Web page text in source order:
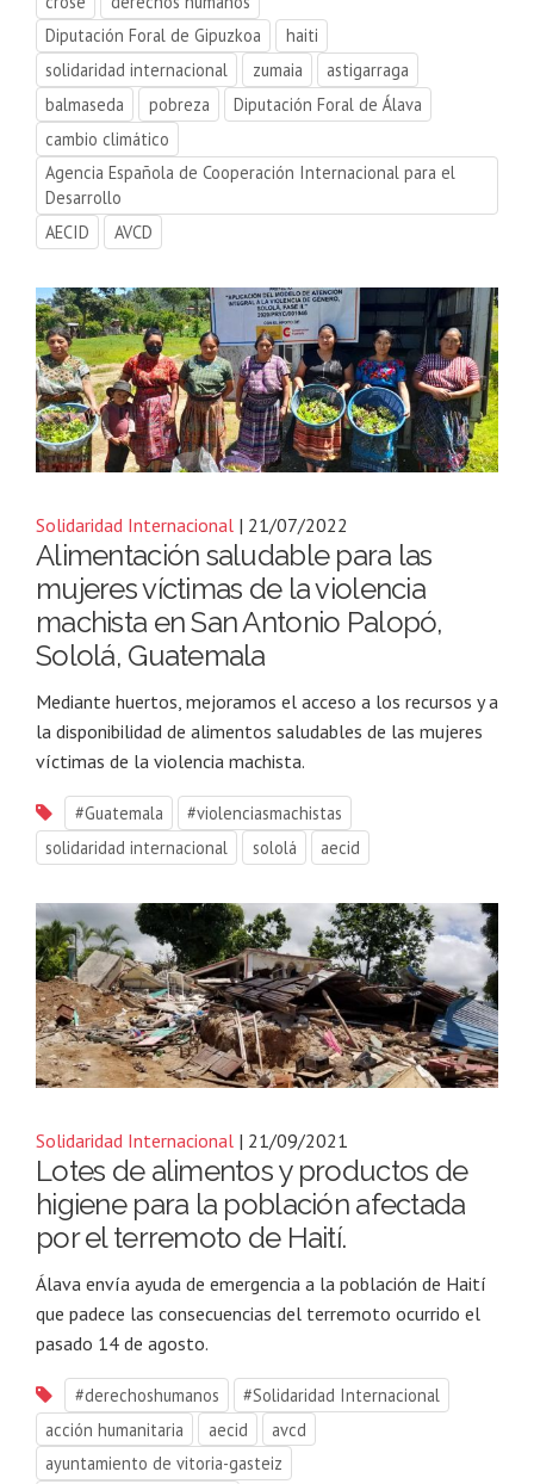
Diputación Foral de Gipuzkoa
haiti
solidaridad internacional
zumaia
astigarraga
balmaseda
pobreza
Diputación Foral de Álava
cambio climático
Agencia Española de Cooperación Internacional para el
Desarrollo
AECID
AVCD
Solidaridad Internacional | 21/07/2022
Alimentación saludable para las
mujeres víctimas de la violencia
machista en San Antonio Palopó,
Sololá, Guatemala
Mediante huertos, mejoramos el acceso a los recursos y a
la disponibilidad de alimentos saludables de las mujeres
víctimas de la violencia machista.
#Guatemala
#violenciasmachistas
solidaridad internacional
sololá aecid
Solidaridad Internacional | 21/09/2021
Lotes de alimentos y productos de
higiene para la población afectada
por el terremoto de Haití.
Álava envía ayuda de emergencia a la población de Haití
que padece las consecuencias del terremoto ocurrido el
pasado 14 de agosto.
#derechoshumanos
#Solidaridad Internacional
acción humanitaria
aecid
avcd
ayuntamiento de vitoria-gasteiz